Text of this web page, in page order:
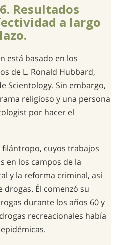
Resultados
a largo
está basado en los
de L. Ronald Hubbard,
Scientology. Sin embargo,
religioso y una persona
por hacer el
filántropo, cuyos trabajos
en los campos de la
y la reforma criminal, así
Él comenzó su
durante los años 60 y
recreacionales había